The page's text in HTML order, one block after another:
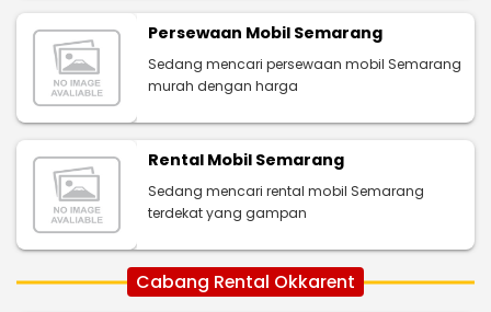
Persewaan Mobil Semarang
Sedang mencari persewaan mobil Semarang
murah dengan harga
Rental Mobil Semarang
Sedang mencari rental mobil Semarang
terdekat yang gampan
Cabang Rental Okkarent